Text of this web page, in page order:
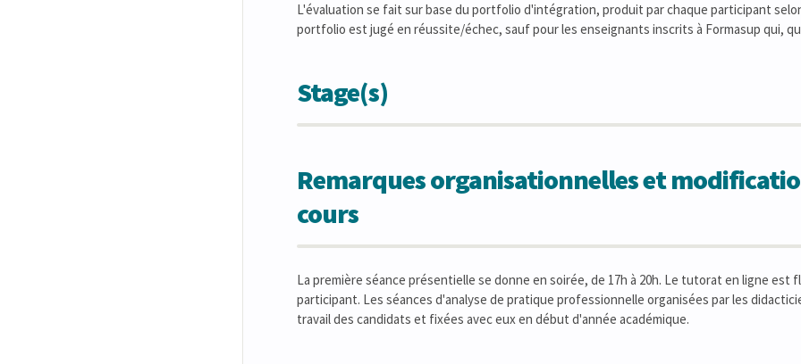
L'évaluation se fait sur base du portfolio d'intégration, produit par chaque participant
portfolio est jugé en réussite/échec, sauf pour les enseignants inscrits à Formasup qui,
Stage(s)
Remarques organisationnelles et
cours
La première séance présentielle se donne en soirée, de 17h à 20h. Le tutorat en ligne
participant. Les séances d'analyse de pratique professionnelle organisées par les
travail des candidats et fixées avec eux en début d'année académique.